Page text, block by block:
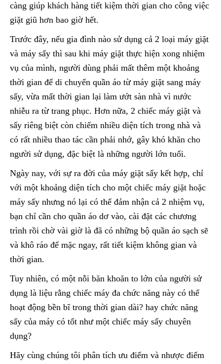
càng giúp khách hàng tiết kiệm thời gian cho công việc
giặt giũ hơn bao giờ hết.
Trước đây, nếu gia đình nào sử dụng cả 2 loại máy giặt
và máy sấy thì sau khi máy giặt thực hiện xong nhiệm
vụ của mình, người dùng phải mất thêm một khoảng
thời gian để di chuyển quần áo từ máy giặt sang máy
sấy, vừa mất thời gian lại làm ướt sàn nhà vì nước
nhiễu ra từ trang phục. Hơn nữa, 2 chiếc máy giặt và
sấy riêng biệt còn chiếm nhiều diện tích trong nhà và
có rất nhiều thao tác cần phải nhớ, gây khó khăn cho
người sử dụng, đặc biệt là những người lớn tuổi.
Ngày nay, với sự ra đời của máy giặt sấy kết hợp, chỉ
với một khoảng diện tích cho một chiếc máy giặt hoặc
máy sấy nhưng nó lại có thể đảm nhận cả 2 nhiệm vụ,
bạn chỉ cần cho quần áo dơ vào, cài đặt các chương
trình rồi chờ vài giờ là đã có những bộ quần áo sạch sẽ
và khô ráo để mặc ngay, rất tiết kiệm không gian và
thời gian.
Tuy nhiên, có một nỗi băn khoăn to lớn của người sử
dụng là liệu rằng chiếc máy đa chức năng này có thể
hoạt động bền bĩ trong thời gian dài? hay chức năng
sấy của máy có tốt như một chiếc máy sấy chuyên
dụng?
Hãy cùng chúng tôi phân tích ưu điểm và nhược điểm